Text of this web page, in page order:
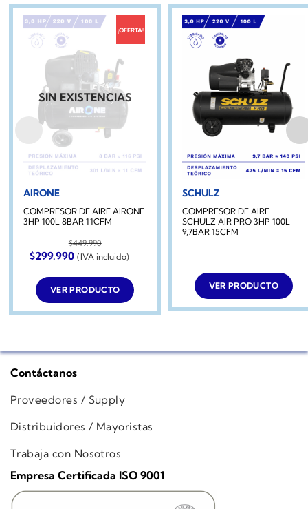
¡OFERTA!
SIN EXISTENCIAS
AIRONE
COMPRESOR DE AIRE AIRONE
3HP 100L 8BAR 11CFM
$449.990
El
precio
original
era:
$449.990.
$299.990El
precio
actual
es:
$299.990.
(IVA incluido)
VER PRODUCTO
SCHULZ
COMPRESOR DE AIRE
SCHULZ AIR PRO 3HP 100L
9,7BAR 15CFM
VER PRODUCTO
Contáctanos
Proveedores / Supply
Distribuidores / Mayoristas
Trabaja con Nosotros
Empresa Certificada ISO 9001